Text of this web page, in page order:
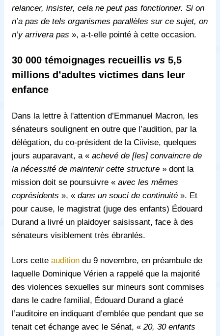
relancer, insister, cela ne peut pas fonctionner. Si on
n’a pas de tels organismes parallèles sur ce sujet, on
n’y arrivera pas », a-t-elle pointé à cette occasion.
30 000 témoignages recueillis vs 5,5
millions d’adultes victimes dans leur
enfance
Dans la lettre à l'attention d’Emmanuel Macron, les
sénateurs soulignent en outre que l’audition, par la
délégation, du co-président de la Ciivise, quelques
jours auparavant, a « achevé de [les] convaincre de
la nécessité de maintenir cette structure » dont la
mission doit se poursuivre « avec les mêmes
coprésidents », « dans un souci de continuité ». Et
pour cause, le magistrat (juge des enfants) Édouard
Durand a livré un plaidoyer saisissant, face à des
sénateurs visiblement très ébranlés.
Lors cette audition du 9 novembre, en préambule de
laquelle Dominique Vérien a rappelé que la majorité
des violences sexuelles sur mineurs sont commises
dans le cadre familial, Édouard Durand a glacé
l’auditoire en indiquant d’emblée que pendant que se
tenait cet échange avec le Sénat, « 20, 30 enfants